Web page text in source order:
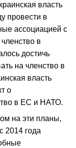
власть
провести в
ассоциацией с
в
достичь
на членство в
власть
о
в ЕС и НАТО.
на эти планы,
2014 года